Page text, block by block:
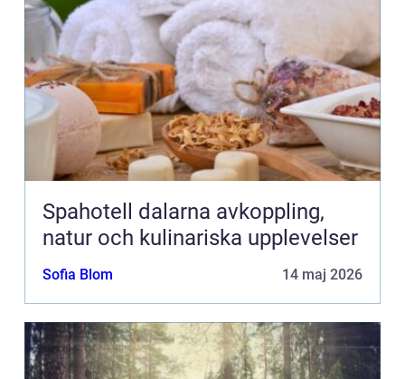
Spahotell dalarna avkoppling,
natur och kulinariska upplevelser
Sofia Blom 14 maj 2026